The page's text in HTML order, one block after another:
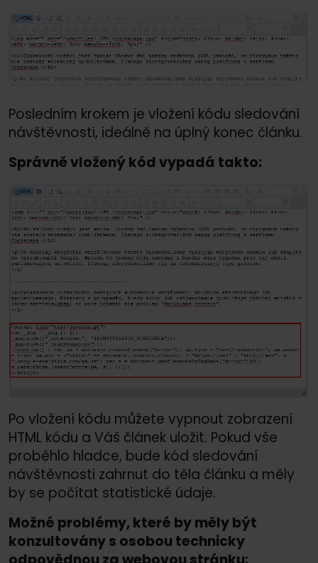
Posledním krokem je vložení kódu sledování
návštěvnosti, ideálně na úplný konec článku.
Správně vložený kód vypadá takto:
Po vložení kódu můžete vypnout zobrazení
HTML kódu a Váš článek uložit. Pokud vše
proběhlo hladce, bude kód sledování
návštěvnosti zahrnut do těla článku a měly
by se počítat statistické údaje.
Možné problémy, které by měly být
konzultovány s osobou technicky